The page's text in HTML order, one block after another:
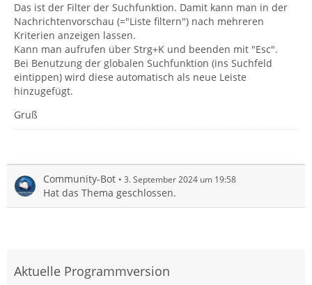
Das ist der Filter der Suchfunktion. Damit kann man in der
Nachrichtenvorschau (="Liste filtern") nach mehreren
Kriterien anzeigen lassen.
Kann man aufrufen über Strg+K und beenden mit "Esc".
Bei Benutzung der globalen Suchfunktion (ins Suchfeld
eintippen) wird diese automatisch als neue Leiste
hinzugefügt.
Gruß
Community-Bot 3. September 2024 um 19:58
Hat das Thema geschlossen.
Aktuelle Programmversion